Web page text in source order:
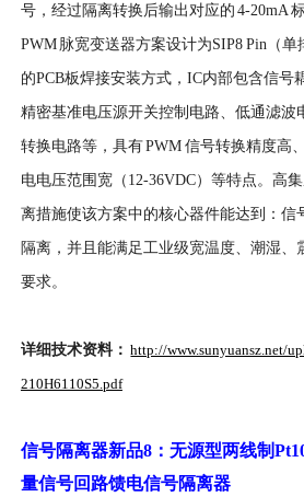
号，经过隔离转换后输出对应的 4-20mA
PWM 脉宽变送器方案设计为SIP8 Pin（
的PCB板焊接安装方式，IC内部包含信号
精密基准电压源开关控制电路、低通滤波
转换电路等，具有 PWM 信号转换精度高
电电压范围宽（12-36VDC）等特点。高
离措施使该方案中的核心器件能达到：信
隔离，并且能满足工业级宽温度、潮湿、
要求。
详细技术资料： http://www.sunyuansz.net/
210H6110S5.pdf
信号隔离器新品8：无源型两线制
量信号回路馈电信号隔离器